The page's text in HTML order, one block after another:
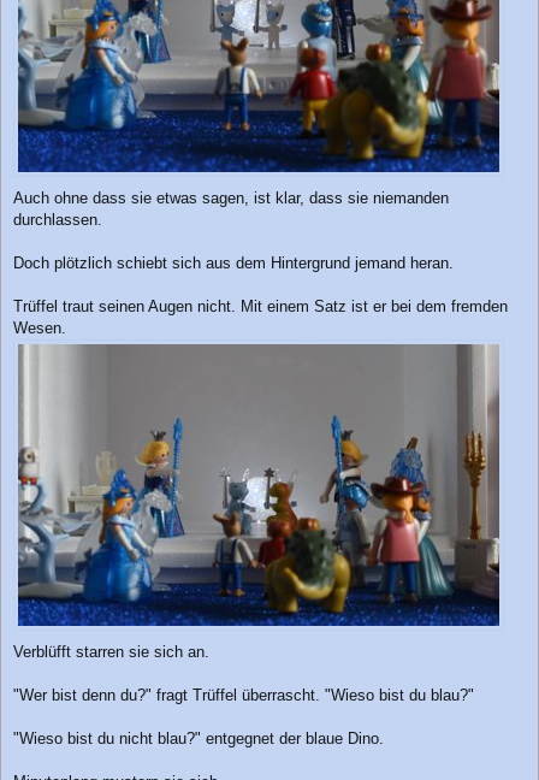
Auch ohne dass sie etwas sagen, ist klar, dass sie niemanden
durchlassen.
Doch plötzlich schiebt sich aus dem Hintergrund jemand heran.
Trüffel traut seinen Augen nicht. Mit einem Satz ist er bei dem fremden
Wesen.
Verblüfft starren sie sich an.
"Wer bist denn du?" fragt Trüffel überrascht. "Wieso bist du blau?"
"Wieso bist du nicht blau?" entgegnet der blaue Dino.